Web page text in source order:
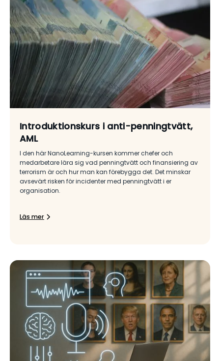
Introduktionskurs i anti-penningtvätt,
AML
I den här NanoLearning-kursen kommer chefer och
medarbetare lära sig vad penningtvätt och finansiering av
terrorism är och hur man kan förebygga det. Det minskar
avsevärt risken för incidenter med penningtvätt i er
organisation.
Läs mer